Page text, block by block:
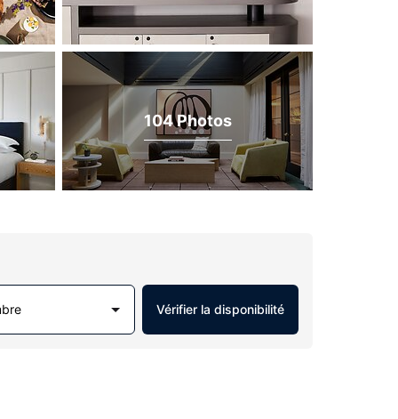
104 Photos
Vérifier la disponibilité